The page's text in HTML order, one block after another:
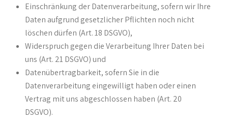
Einschränkung der Datenverarbeitung, sofern wir Ihre
Daten aufgrund gesetzlicher Pflichten noch nicht
löschen dürfen (Art. 18 DSGVO),
Widerspruch gegen die Verarbeitung Ihrer Daten bei
uns (Art. 21 DSGVO) und
Datenübertragbarkeit, sofern Sie in die
Datenverarbeitung eingewilligt haben oder einen
Vertrag mit uns abgeschlossen haben (Art. 20
DSGVO).